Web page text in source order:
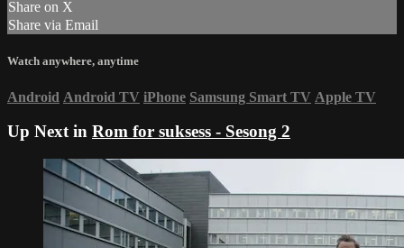
Share on X
Share via Email
Watch anywhere, anytime
Android Android TV iPhone Samsung Smart TV Apple TV
Up Next in Rom for suksess - Sesong 2